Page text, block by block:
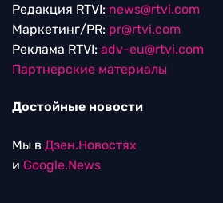
Редакция RTVI: news@rtvi.com
Маркетинг/PR: pr@rtvi.com
Реклама RTVI: adv-eu@rtvi.com
Партнерские материалы
Достойные новости
Мы в Дзен.Новостях
и Google.News